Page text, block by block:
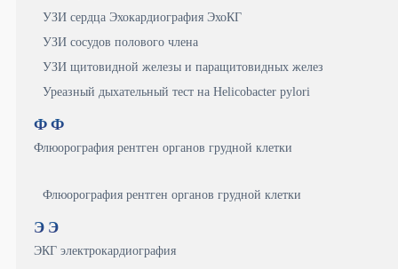
УЗИ сердца Эхокардиография ЭхоКГ
УЗИ сосудов полового члена
УЗИ щитовидной железы и паращитовидных желез
Уреазный дыхательный тест на Helicobacter pylori
Ф Ф
Флюорография рентген органов грудной клетки
Флюорография рентген органов грудной клетки
Э Э
ЭКГ электрокардиография